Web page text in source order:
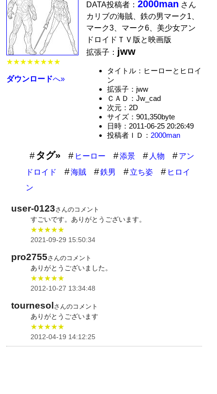
★★★★★★★★
ダウンロードへ»
DATA投稿者：2000man さん
カリブの海賊、鉄の男マーク1、
マーク3、マーク6、美少女アン
ドロイドＴＶ版と映画版
拡張子： jww
タイトル：ヒーローとヒロイ
ン
拡張子：jww
ＣＡＤ：Jw_cad
次元：2D
サイズ：901,350byte
日時：2011-06-25 20:26:49
投稿者ＩＤ： 2000man
タグ» ヒーロー 添景 人物
アン
ドロイド
海賊 鉄男 立ち姿
ヒロイ
ン
user-0123さんのコメント
すごいです。ありがとうございます。
★★★★★
2021-09-29 15:50:34
pro2755さんのコメント
ありがとうございました。
★★★★★
2012-10-27 13:34:48
tournesol さんのコメント
ありがとうございます
★★★★★
2012-04-19 14:12:25